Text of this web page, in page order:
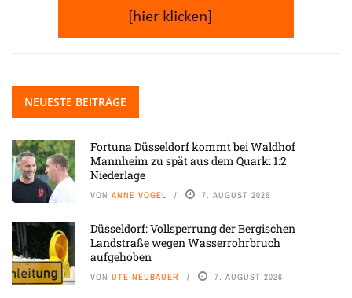
NEUESTE BEITRÄGE
Fortuna Düsseldorf kommt bei Waldhof
Mannheim zu spät aus dem Quark: 1:2
Niederlage
VON ANNE VOGEL 7. AUGUST 2026
Düsseldorf: Vollsperrung der Bergischen
Landstraße wegen Wasserrohrbruch
aufgehoben
VON UTE NEUBAUER 7. AUGUST 2026